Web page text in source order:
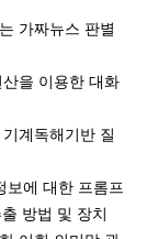
가짜뉴스 판별
산을 이용한 대화
계독해기반 질
보에 대한 프롬프
방법 및 장치